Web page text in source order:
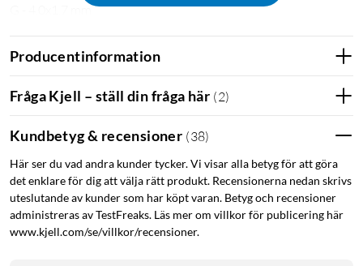
G - 4,0x1,7 mm
OBS: På produkten är det utskrivet ett spänningstal för varje
anslutningskontakt, detta refererar till de vanligast
förekommande spänningstalen för laptops med respektive
DC-anslutning. Anslutningarna kan alla användas med valfri
spänning. Se alltid till att spänningen och polariteten stämmer
överens för nätadaptern och den anslutna enheten.
Producentinformation
Fråga Kjell – ställ din fråga här (2)
Kundbetyg & recensioner (38)
Här ser du vad andra kunder tycker. Vi visar alla betyg för att göra
det enklare för dig att välja rätt produkt. Recensionerna nedan skrivs
uteslutande av kunder som har köpt varan. Betyg och recensioner
administreras av TestFreaks. Läs mer om villkor för publicering här
www.kjell.com/se/villkor/recensioner.